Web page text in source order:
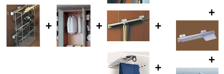
+
+
+
+
+
+